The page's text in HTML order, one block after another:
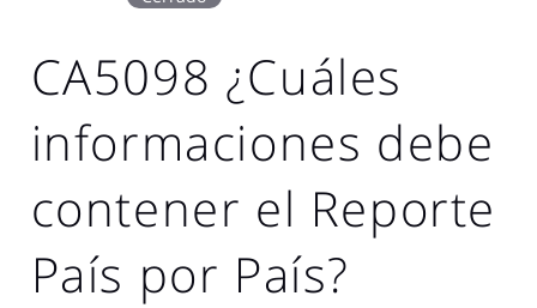
CA5098 ¿Cuáles
informaciones debe
contener el Reporte
País por País?